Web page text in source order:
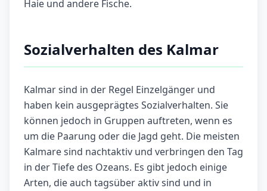
Haie und andere Fische.
Sozialverhalten des Kalmar
Kalmar sind in der Regel Einzelgänger und
haben kein ausgeprägtes Sozialverhalten. Sie
können jedoch in Gruppen auftreten, wenn es
um die Paarung oder die Jagd geht. Die meisten
Kalmare sind nachtaktiv und verbringen den Tag
in der Tiefe des Ozeans. Es gibt jedoch einige
Arten, die auch tagsüber aktiv sind und in